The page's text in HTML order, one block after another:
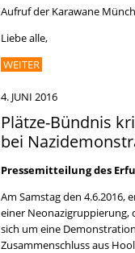
Aufruf der Karawane
Liebe alle,
WEITER
4. JUNI 2016
Plätze-Bündnis
bei
Pressemitteilung des
Am Samstag den
einer Neonazigruppierung,
sich um eine
Zusammenschluss aus